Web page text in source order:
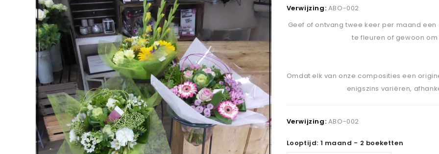
Verwijzing: ABO-002
Geef of ontvang twee keer per maand
te fleuren of gewoon
Omdat elk van onze composities een
enigszins variëren,
Verwijzing: ABO-002
Looptijd: 1 maand - 2 boeketten